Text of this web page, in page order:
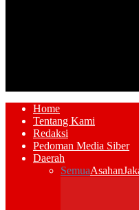
Home
Tentang Kami
Redaksi
Pedoman Media Siber
Daerah
SemuaAsahan